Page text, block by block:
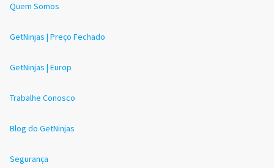
Quem Somos
GetNinjas | Preço Fechado
GetNinjas | Europ
Trabalhe Conosco
Blog do GetNinjas
Segurança